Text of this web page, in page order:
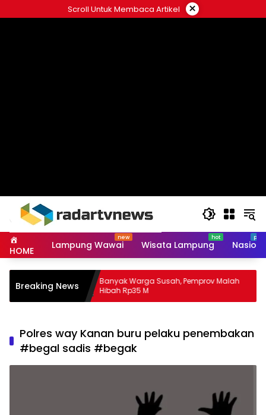
to
Scroll Untuk Membaca Artikel ×
HOME Lampung Wawai Wisata Lampung
Breaking NewsBanyak Warga Susah, Pemprov Malah
Hibah Rp35 M
Polres way Kanan buru pelaku penembakan
#begal sadis #begak